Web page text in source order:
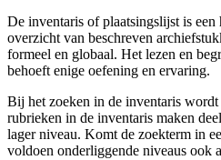
De inventaris of plaatsingslijst is
overzicht van beschreven
formeel en globaal. Het lezen en
behoeft enige oefening en ervaring.
Bij het zoeken in de inventaris
rubrieken in de inventaris maken
lager niveau. Komt de zoekterm in
voldoen onderliggende niveaus ook